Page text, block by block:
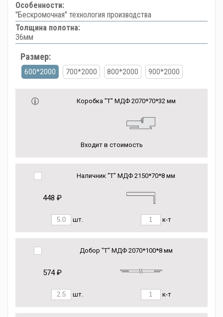
Особенности:
"Бескромочная" технология производства
Толщина полотна:
36мм
Размер:
600*2000 700*2000 800*2000 900*2000
Коробка "Т" МДФ 2070*70*32 мм
Входит в стоимость
Наличник "Т" МДФ 2150*70*8 мм
448 ₽
шт. к-т
Добор "Т" МДФ 2070*100*8 мм
574 ₽
шт. к-т